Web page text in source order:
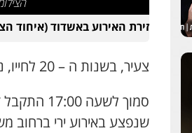
זירת האירוע באשדוד (איחוד
צעיר, בשנות ה – 20 לחייו, נפצע הערב באירוע ירי באשדוד (23 ביוני).
סמוך
שנפצע באירוע ירי